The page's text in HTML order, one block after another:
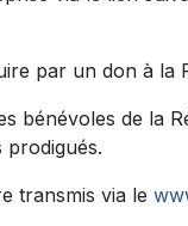
par un don à la
bénévoles de la
prodigués.
transmis via le